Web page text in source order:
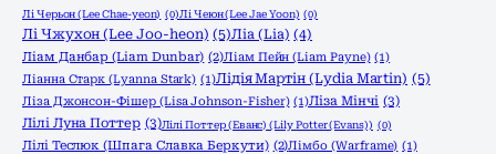
Лі Черьон (Lee Chae-yeon) (0)Лі Чеюн (Lee Jae Yoon) (0)
Лі Чжухон (Lee Joo-heon) (5)Ліа (Lia) (4)
Ліам Данбар (Liam Dunbar) (2)Ліам Пейн (Liam Payne) (1)
Ліанна Старк (Lyanna Stark) (1)Лідія Мартін (Lydia Martin) (5)
Ліза Джонсон-Фішер (Lisa Johnson-Fisher) (1)Ліза Мінчі (3)
Лілі Луна Поттер (3)Лілі Поттер (Еванс) (Lily Potter (Evans)) (0)
Лілі Теслюк (Шпага Славка Беркути) (2)Лімбо (Warframe) (1)